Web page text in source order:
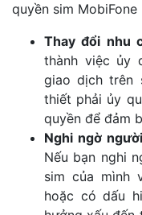
quyền sim
Thay đổi nhu
thành việc ủy
giao dịch trên
thiết phải ủy
quyền để đảm
Nghi ngờ
Nếu bạn nghi
sim của mình
hoặc có dấu